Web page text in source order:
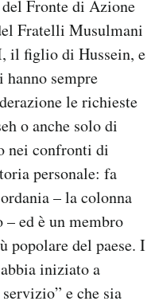
Fronte di Azione
Fratelli Musulmani
il figlio di Hussein, e
sempre
le richieste
o anche solo di
nei confronti di
personale: fa
– la colonna
ed è un membro
popolare del paese. I
iniziato a
e che sia